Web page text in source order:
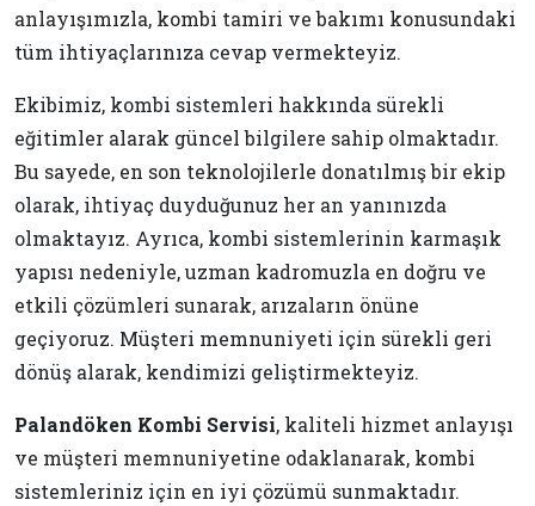
anlayışımızla, kombi tamiri ve bakımı konusundaki
tüm ihtiyaçlarınıza cevap vermekteyiz.
Ekibimiz, kombi sistemleri hakkında sürekli
eğitimler alarak güncel bilgilere sahip olmaktadır.
Bu sayede, en son teknolojilerle donatılmış bir ekip
olarak, ihtiyaç duyduğunuz her an yanınızda
olmaktayız. Ayrıca, kombi sistemlerinin karmaşık
yapısı nedeniyle, uzman kadromuzla en doğru ve
etkili çözümleri sunarak, arızaların önüne
geçiyoruz. Müşteri memnuniyeti için sürekli geri
dönüş alarak, kendimizi geliştirmekteyiz.
Palandöken Kombi Servisi, kaliteli hizmet anlayışı
ve müşteri memnuniyetine odaklanarak, kombi
sistemleriniz için en iyi çözümü sunmaktadır.